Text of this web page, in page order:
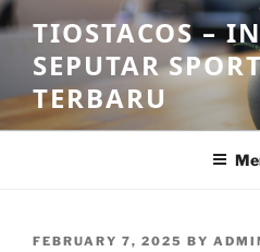
Skip
to
content
TIOSTACOS –
SEPUTAR
TERBARU
POSTED
FEBRUARY 7, 2025 BY